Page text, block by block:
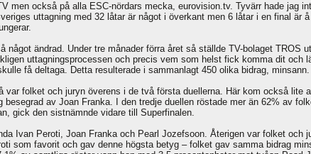
men också på alla ESC-nördars mecka, eurovision.tv. Tyvärr hade jag
uttagning med 32 låtar är något i överkant men 6 låtar i en final är
något ändrad. Under tre månader förra året så ställde TV-bolaget
uttagningsprocessen och precis vem som helst fick komma dit
få deltaga. Detta resulterade i sammanlagt 450 olika bidrag, minsann.
var folket och juryn överens i de två första duellerna. Här kom också
av Joan Franka. I den tredje duellen röstade mer än 62% av
gick den sistnämnde vidare till Superfinalen.
Ivan Peroti, Joan Franka och Pearl Jozefsoon. Återigen var folket
som favorit och gav denne högsta betyg – folket gav samma bidrag